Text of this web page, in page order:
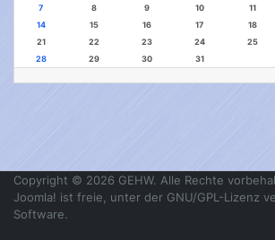
7
8 9 10 11
14
15 16 17 18
21
22 23 24 25
28
29 30 31
Copyright © 2026 GEHW. Alle Rechte
Joomla! ist freie, unter der GNU/GPL-Lizenz
Software.